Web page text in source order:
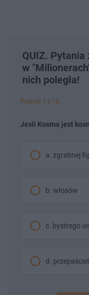
QUIZ.
w
nich poległa!
Pytanie 1 z 10
Jesli Kosma jest
a. zgrabnej
b. włosów
c. bystrego
d.